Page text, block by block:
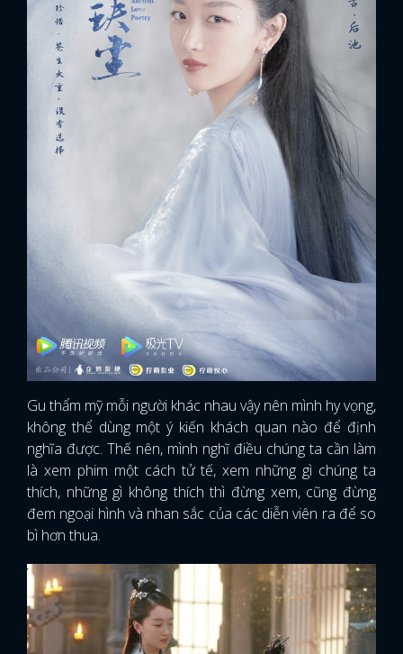
Gu thẩm mỹ mỗi người khác nhau vậy nên mình hy vọng,
không thể dùng một ý kiến khách quan nào để định
nghĩa được. Thế nên, mình nghĩ điều chúng ta cần làm
là xem phim một cách tử tế, xem những gì chúng ta
thích, những gì không thích thì đừng xem, cũng đừng
đem ngoại hình và nhan sắc của các diễn viên ra để so
bì hơn thua.